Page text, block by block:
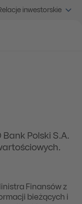
inwestorskie
Polski S.A.
Finansów z
bieżących i